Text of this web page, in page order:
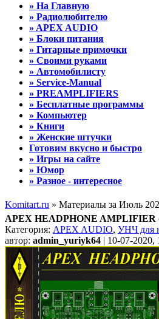
» На Главную
» Радиолюбителю
» APEX AUDIO
» Блоки питания
» Гитарные примочки
» Своими руками
» Автомобилисту
» Service-Manual
» PREAMPLIFIERS
» Бесплатные программы
» Компьютер
» Книги
» Женские штучки
Готовим вкусно и быстро
» Игры на сайте
» Юмор
» Разное - интересное
Komitart.ru » Материалы за Июль
APEX HEADPHONE AMPLIFIER
Категория: APEX AUDIO, УНЧ для
автор: admin_yuriyk64 | 10-07-2020,